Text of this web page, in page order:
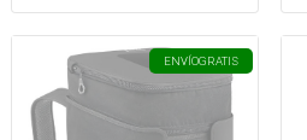
ENVÍOGRATIS